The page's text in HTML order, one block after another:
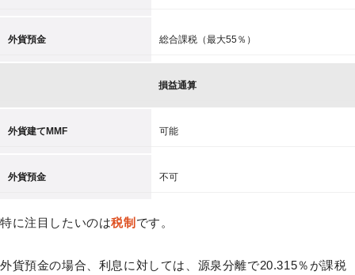
外貨預金 総合課税（最大55％）
損益通算
外貨建てMMF 可能
外貨預金 不可
特に注目したいのは税制 です。
外貨預金の場合、利息に対しては、源泉分離で20.315％が課税